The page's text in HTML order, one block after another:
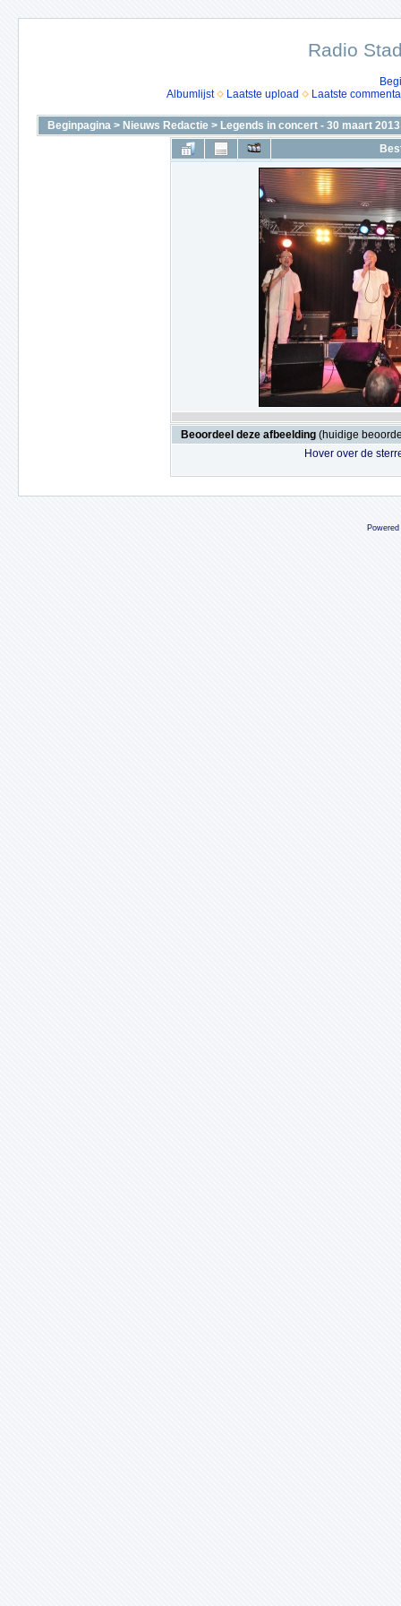
Radio
Albumlijst
Laatste upload Laatste
Beginpagina > Nieuws Redactie > Legends in concert - 30 maart 2013
Beoordeel deze afbeelding (huidige
Hover over de